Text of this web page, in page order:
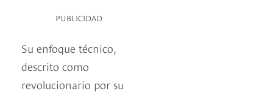
PUBLICIDAD
Su enfoque técnico,
descrito como
revolucionario por su